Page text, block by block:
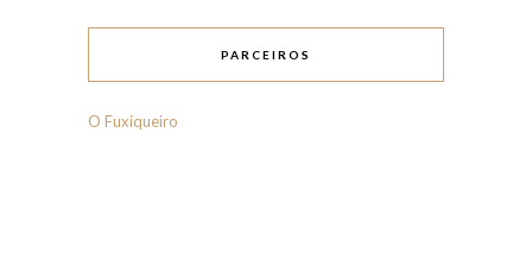
PARCEIROS
O Fuxiqueiro